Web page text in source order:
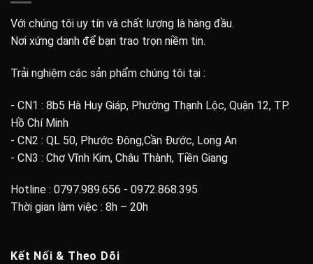
Với chúng tôi uy tín và chất lượng là hàng đầu.
Nơi xứng danh để bạn trao trọn niềm tin.
Trải nghiệm các sản phẩm chúng tôi tại :
- CN1 : 8b5 Hà Huy Giáp, Phường Thạnh Lộc, Quận 12, TP.
Hồ Chí Minh
- CN2 : QL 50, Phước Đông,Cần Đước, Long An
- CN3 : Chợ Vĩnh Kim, Châu Thành, Tiền Giang
Hotline : 0797.989.656 - 0972.868.395
Thời gian làm việc : 8h – 20h
Kết Nối & Theo Dõi